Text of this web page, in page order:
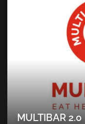
MULTIBAR 2.0